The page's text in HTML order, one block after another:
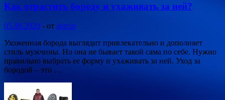
Как отрастить бороду и ухаживать за ней?
05.08.2020 - от admin
Ухоженная борода выглядит привлекательно и дополняет
стиль мужчины. Но она не бывает такой сама по себе. Нужно
правильно выбрать ее форму и ухаживать за ней. Уход за
бородой – это …